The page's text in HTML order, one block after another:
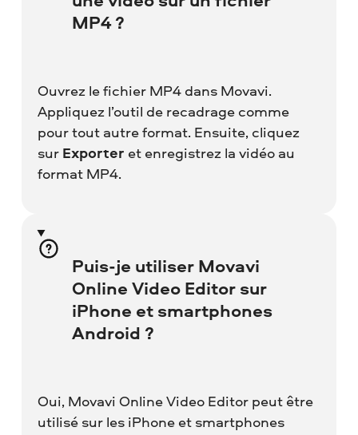
MP4 ?
Ouvrez le fichier MP4 dans Movavi.
Appliquez l’outil de recadrage comme
pour tout autre format. Ensuite, cliquez
sur Exporter et enregistrez la vidéo au
format MP4.
Puis-je utiliser Movavi
Online Video Editor sur
iPhone et smartphones
Android ?
Oui, Movavi Online Video Editor peut être
utilisé sur les iPhone et smartphones